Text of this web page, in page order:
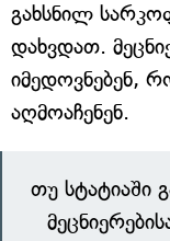
გახსნილ
დახვდათ.
იმედოვნებენ,
აღმოაჩენენ.
თუ სტატიაში